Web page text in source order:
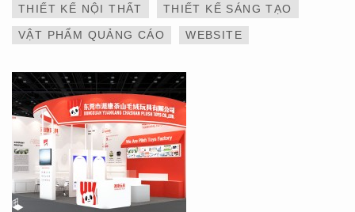
THIẾT KẾ NỘI THẤT THIẾT KẾ SÁNG TẠO
VẬT PHẨM QUẢNG CÁO WEBSITE
GIA TĂNG GIÁ TRỊ
THƯƠNG HIỆU
THIẾT KẾ VÀ THI CÔNG
GIAN HÀNG 6×9 TẠI
TRIỂN LÃM IBTE 2024 –
GIAN HÀNG BAZUUYU